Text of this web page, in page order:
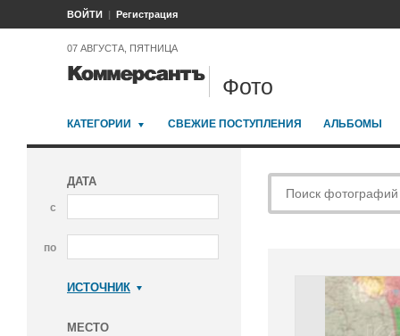
ВОЙТИ Регистрация
07 АВГУСТА, ПЯТНИЦА
Фото
КАТЕГОРИИ СВЕЖИЕ ПОСТУПЛЕНИЯ АЛЬБОМЫ
ДАТА
с
по
ИСТОЧНИК
МЕСТО